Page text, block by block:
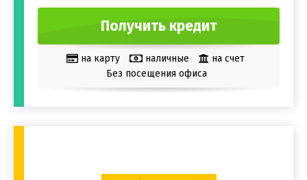
Получить кредит
на карту наличные
на счет
Без посещения офиса